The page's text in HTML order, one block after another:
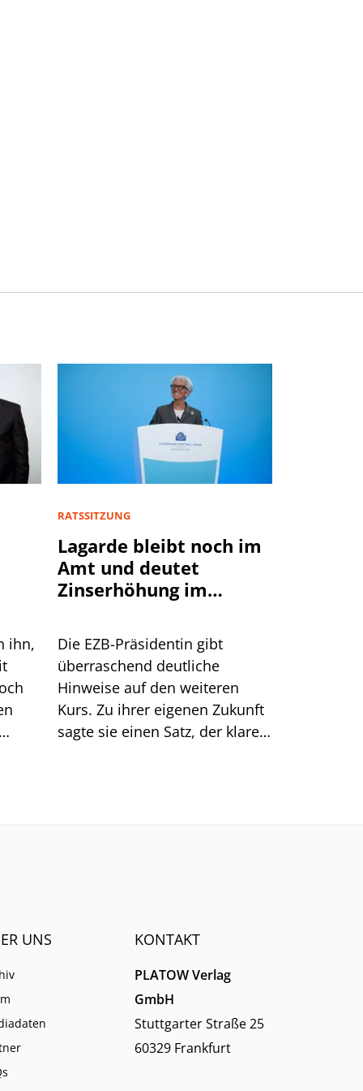
ihn,
RATSSITZUNG
Lagarde bleibt noch im
Amt und deutet
Zinserhöhung im
Die EZB-Präsidentin gibt
überraschend deutliche
Hinweise auf den weiteren
Kurs. Zu ihrer eigenen Zukunft
sagte sie einen Satz, der klarer
UNS KONTAKT
PLATOW Verlag
GmbH
Stuttgarter Straße 25
60329 Frankfurt